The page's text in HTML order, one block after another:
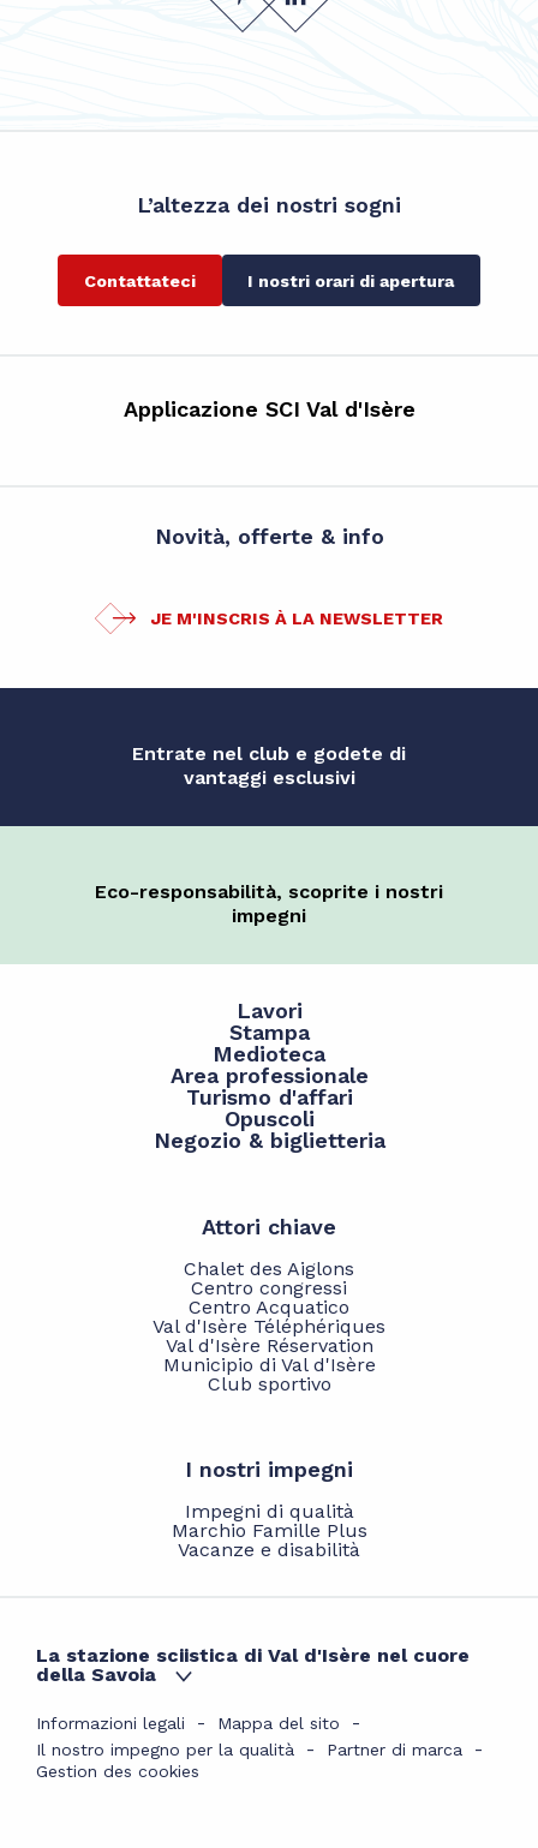
L’altezza dei nostri sogni
Contattateci I nostri orari di apertura
Applicazione SCI Val d'Isère
Novità, offerte & info
JE M'INSCRIS À LA NEWSLETTER
Entrate nel club e godete di
vantaggi esclusivi
Eco-responsabilità, scoprite i nostri
impegni
Lavori
Stampa
Medioteca
Area professionale
Turismo d'affari
Opuscoli
Negozio & biglietteria
Attori chiave
Chalet des Aiglons
Centro congressi
Centro Acquatico
Val d'Isère Téléphériques
Val d'Isère Réservation
Municipio di Val d'Isère
Club sportivo
I nostri impegni
Impegni di qualità
Marchio Famille Plus
Vacanze e disabilità
La stazione sciistica di Val d'Isère nel cuore
della Savoia
Informazioni legali
Mappa del sito
Il nostro impegno per la qualità
Partner di marca
Gestion des cookies